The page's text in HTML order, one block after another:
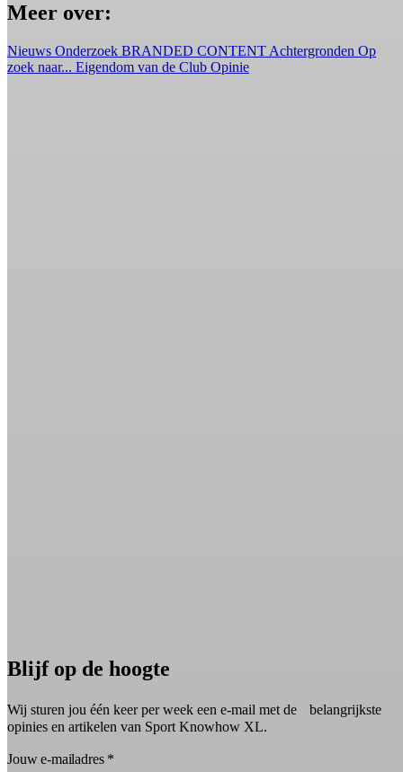
Meer over:
Nieuws Onderzoek BRANDED CONTENT Achtergronden Op
zoek naar... Eigendom van de Club Opinie
Blijf op de hoogte
Wij sturen jou één keer per week een e-mail met de belangrijkste
opinies en artikelen van Sport Knowhow XL.
Jouw e-mailadres *